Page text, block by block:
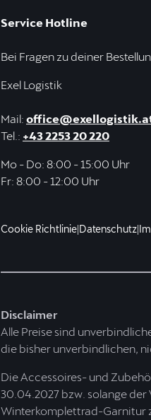
Service Hotline
Bei Fragen zu deiner
Exel Logistik
Mail:
Tel.: +43 2253 20 220
Mo - Do: 8:00 - 15:00 Uhr
Fr: 8:00 - 12:00 Uhr
Cookie Richtlinie|Datenschutz|
Disclaimer
Alle Preise sind
die bisher unverbindlichen,
Die Accessoires- und
30.04.2027 bzw. solange
Winterkomplettrad-Garnitur